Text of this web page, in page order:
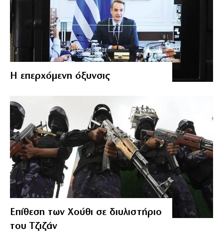
Η επερχόμενη όξυνσις
Επίθεση των Χούθι σε διυλιστήριο
του Τζιζάν